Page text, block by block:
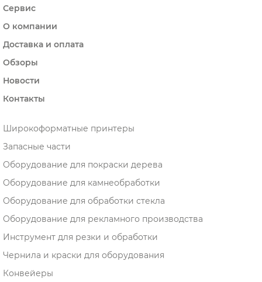
Сервис
О компании
Доставка и оплата
Обзоры
Новости
Контакты
Широкоформатные принтеры
Запасные части
Оборудование для покраски дерева
Оборудование для камнеобработки
Оборудование для обработки стекла
Оборудование для рекламного производства
Инструмент для резки и обработки
Чернила и краски для оборудования
Конвейеры